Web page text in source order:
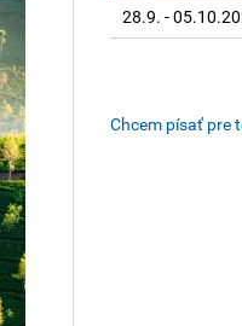
28.9. -
Chcem písať pre